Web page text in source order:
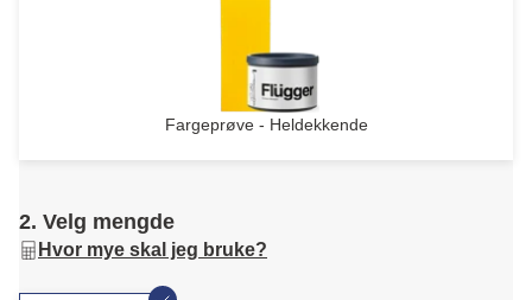
Fargeprøve - Heldekkende
2. Velg mengde
Hvor mye skal jeg bruke?